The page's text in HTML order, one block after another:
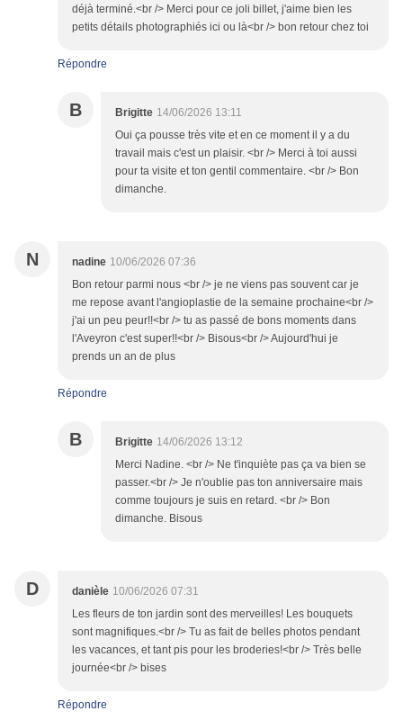
déjà terminé.<br /> Merci pour ce joli billet, j'aime bien les
petits détails photographiés ici ou là<br /> bon retour chez toi
Répondre
B Brigitte 14/06/2026 13:11
Oui ça pousse très vite et en ce moment il y a du
travail mais c'est un plaisir. <br /> Merci à toi aussi
pour ta visite et ton gentil commentaire. <br /> Bon
dimanche.
N nadine 10/06/2026 07:36
Bon retour parmi nous <br /> je ne viens pas souvent car je
me repose avant l'angioplastie de la semaine prochaine<br />
j'ai un peu peur!!<br /> tu as passé de bons moments dans
l'Aveyron c'est super!!<br /> Bisous<br /> Aujourd'hui je
prends un an de plus
Répondre
B Brigitte 14/06/2026 13:12
Merci Nadine. <br /> Ne t'inquiète pas ça va bien se
passer.<br /> Je n'oublie pas ton anniversaire mais
comme toujours je suis en retard. <br /> Bon
dimanche. Bisous
D danièle 10/06/2026 07:31
Les fleurs de ton jardin sont des merveilles! Les bouquets
sont magnifiques.<br /> Tu as fait de belles photos pendant
les vacances, et tant pis pour les broderies!<br /> Très belle
journée<br /> bises
Répondre